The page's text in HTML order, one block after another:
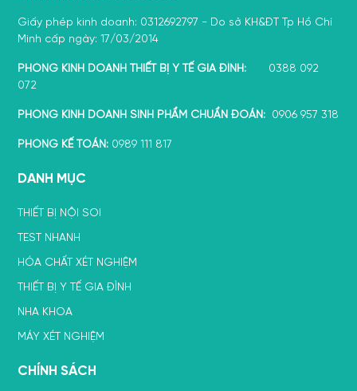
Giấy phép kinh doanh: 0312692797 - Do sở KH&ĐT Tp Hồ Chí
Minh cấp ngày: 17/03/2014
PHÒNG KINH DOANH THIẾT BỊ Y TẾ GIA ĐÌNH: 0388 092
072
PHÒNG KINH DOANH SINH PHẨM CHUẨN ĐOÁN: 0906 957 318
PHÒNG KẾ TOÁN: 0989 111 817
DANH MỤC
THIẾT BỊ NỘI SOI
TEST NHANH
HÓA CHẤT XÉT NGHIỆM
THIẾT BỊ Y TẾ GIA ĐÌNH
NHA KHOA
MÁY XÉT NGHIỆM
CHÍNH SÁCH